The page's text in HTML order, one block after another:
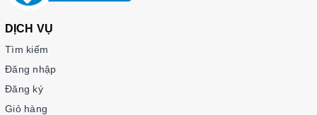
DỊCH VỤ
Tìm kiếm
Đăng nhập
Đăng ký
Giỏ hàng